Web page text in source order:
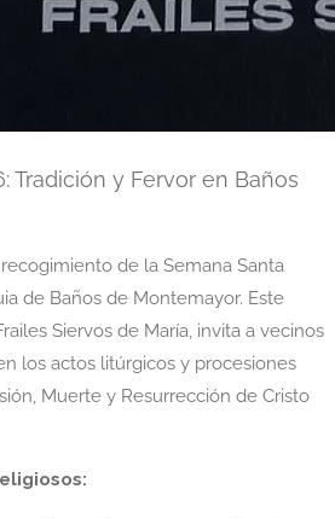
Tradición y Fervor en Baños
de la Semana Santa
de Baños de Montemayor. Este
Siervos de María, invita a vecinos
los actos litúrgicos y procesiones
Muerte y Resurrección de Cristo